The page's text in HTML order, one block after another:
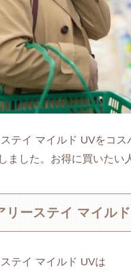
テイ マイルド UVをコ
ました。お得に買いたい
リーステイ マイル
テイ マイルド UVは